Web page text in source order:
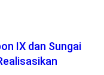
IX dan Sungai